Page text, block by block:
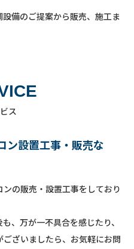
備のご提案から販売、施工ま
ス
設置工事・販売な
の販売・設置工事をしており
、万が一不具合を感じたり、
ざいましたら、お気軽にお問